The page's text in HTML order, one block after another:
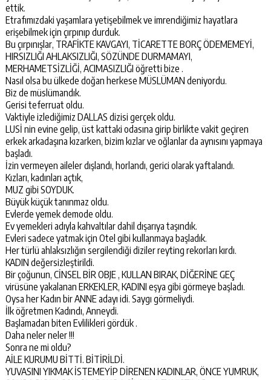
ettik.
Etrafımızdaki yaşamlara yetişebilmek ve imrendiğimiz hayatlara
erişebilmek için çırpınıp durduk.
Bu çırpınışlar, TRAFİKTE KAVGAYI, TİCARETTE BORÇ ÖDEMEMEYİ,
HIRSIZLIĞI AHLAKSIZLIĞI, SÖZÜNDE DURMAMAYI,
MERHAMETSİZLİĞİ, ACIMASIZLIĞI öğretti bize .
Nasıl olsa bu ülkede doğan herkese MÜSLÜMAN deniyordu.
Biz de müslümandık.
Gerisi teferruat oldu.
Vaktiyle izlediğimiz DALLAS dizisi gerçek oldu.
LUSİ nin evine gelip, üst kattaki odasına girip birlikte vakit geçiren
erkek arkadaşına kızarken, bizim kızlar ve oğlanlar da aynısını yapmaya
başladı.
İzin vermeyen aileler dışlandı, horlandı, gerici olarak yaftalandı.
Kızları, kadınları açtık,
MUZ gibi SOYDUK.
Büyük küçük tanınmaz oldu.
Evlerde yemek demode oldu.
Ev yemekleri adıyla kahvaltılar dahil dışarıya taşındık.
Evleri sadece yatmak için Otel gibi kullanmaya başladık.
Her türlü ahlaksızlığın sergilendiği diziler reyting rekorları kırdı.
KADIN değersizleştirildi.
Bir çoğunun, CİNSEL BİR OBJE , KULLAN BIRAK, DİĞERİNE GEÇ
virüsüne yakalanan ERKEKLER, KADINI eşya gibi görmeye başladı.
Oysa her Kadın bir ANNE adayı idi. Saygı görmeliydi.
İlk öğretmen Kadındı, Anneydi.
Başlamadan biten Evlilikleri gördük .
Daha neler neler !!!
Sonra ne mi oldu?
AİLE KURUMU BİTTİ. BİTİRİLDİ.
YUVASINI YIKMAK İSTEMEYİP DİRENEN KADINLAR, ÖNCE YUMRUK,